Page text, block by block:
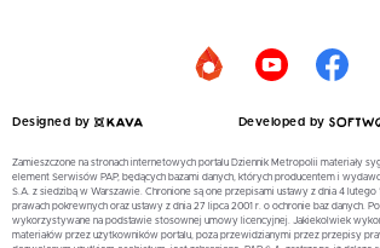
Designed by Developed by
Zamieszczone na stronach internetowych portalu Dziennik Metropolii materiały
element Serwisów PAP, będących bazami danych, których producentem i
S.A. z siedzibą w Warszawie. Chronione są one przepisami ustawy z dnia 4 lutego
prawach pokrewnych oraz ustawy z dnia 27 lipca 2001 r. o ochronie baz danych.
wykorzystywane na podstawie stosownej umowy licencyjnej. Jakiekolwiek
materiałów przez użytkowników portalu, poza przewidzianymi przez przepisy